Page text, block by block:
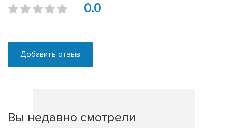
0.0
Добавить отзыв
Вы недавно смотрели